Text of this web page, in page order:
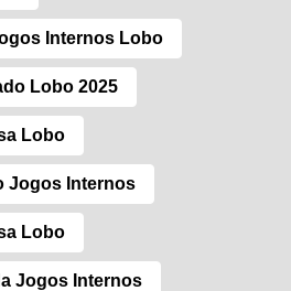
Internos Lobo
Lobo 2025
Lobo
Jogos Internos
Lobo
Jogos Internos